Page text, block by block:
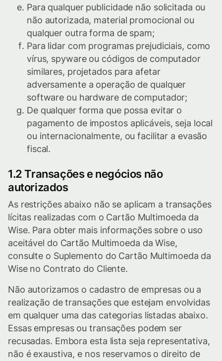
Para qualquer publicidade não solicitada ou
não autorizada, material promocional ou
qualquer outra forma de spam;
Para lidar com programas prejudiciais, como
vírus, spyware ou códigos de computador
similares, projetados para afetar
adversamente a operação de qualquer
software ou hardware de computador;
De qualquer forma que possa evitar o
pagamento de impostos aplicáveis, seja local
ou internacionalmente, ou facilitar a evasão
fiscal.
1.2 Transações e negócios não
autorizados
As restrições abaixo não se aplicam a transações
lícitas realizadas com o Cartão Multimoeda da
Wise. Para obter mais informações sobre o uso
aceitável do Cartão Multimoeda da Wise,
consulte o Suplemento do Cartão Multimoeda da
Wise no Contrato do Cliente.
Não autorizamos o cadastro de empresas ou a
realização de transações que estejam envolvidas
em qualquer uma das categorias listadas abaixo.
Essas empresas ou transações podem ser
recusadas. Embora esta lista seja representativa,
não é exaustiva, e nos reservamos o direito de